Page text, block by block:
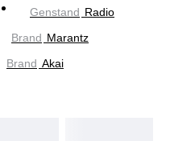
Genstand Radio
Brand Marantz
Brand Akai